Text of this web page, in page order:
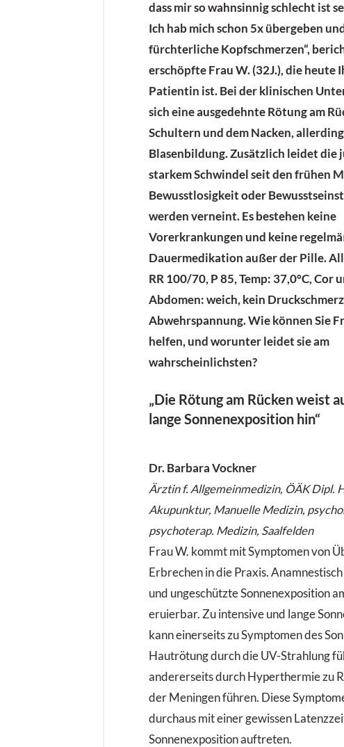
dass mir so wahnsinnig schlecht ist
Ich hab mich schon 5x übergeben
fürchterliche Kopfschmerzen“,
erschöpfte Frau W. (32J.), die heute
Patientin ist. Bei der klinischen
sich eine ausgedehnte Rötung am
Schultern und dem Nacken,
Blasenbildung. Zusätzlich leidet die
starkem Schwindel seit den frühen
Bewusstlosigkeit oder
werden verneint. Es bestehen keine
Vorerkrankungen und keine
Dauermedikation außer der Pille.
RR 100/70, P 85, Temp: 37,0°C, Cor
Abdomen: weich, kein
Abwehrspannung. Wie können Sie
helfen, und worunter leidet sie am
wahrscheinlichsten?
„Die Rötung am Rücken weist
lange Sonnenexposition hin“
Dr. Barbara Vockner
Ärztin f. Allgemeinmedizin, ÖÄK Dipl.
Akupunktur, Manuelle Medizin,
psychoterap. Medizin, Saalfelden
Frau W. kommt mit Symptomen von
Erbrechen in die Praxis.
und ungeschützte Sonnenexposition
eruierbar. Zu intensive und lange
kann einerseits zu Symptomen des
Hautrötung durch die UV-Strahlung
andererseits durch Hyperthermie zu
der Meningen führen. Diese
durchaus mit einer gewissen
Sonnenexposition auftreten.